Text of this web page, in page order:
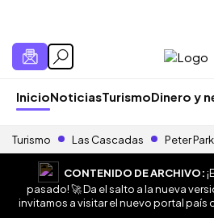
InicioNoticiasTurismoDinero y
Turismo Las Cascadas Peter
CONTENIDO DE ARCHIVO:
pasado! 🚀 Da el salto a la nueva
invitamos a visitar el nuevo portal